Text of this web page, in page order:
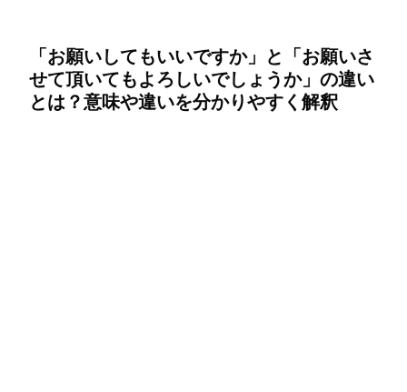
「お願いしてもいいですか」と「お願いさ
せて頂いてもよろしいでしょうか」の違い
とは？意味や違いを分かりやすく解釈